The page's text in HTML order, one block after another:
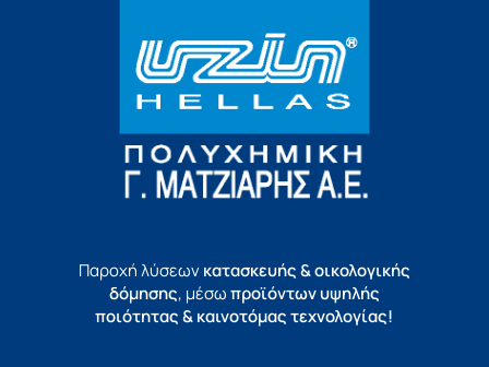
Παροχή λύσεωνκατασκευής & οικολογικής
δόμησης, μέσωπροϊόντων υψηλής
ποιότητας & καινοτόμας τεχνολογίας!